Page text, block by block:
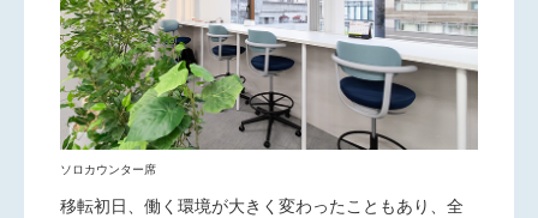
ソロカウンター席
移転初日、働く環境が大きく変わったこともあり、全